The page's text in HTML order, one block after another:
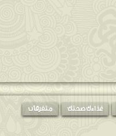
غذاءك صحتك
متفرقات